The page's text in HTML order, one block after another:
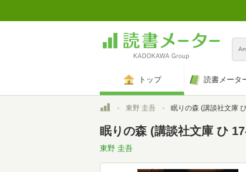
トップ 読書メータ
トップ東野 圭吾 眠りの森 (講談社文庫
眠りの森 (講談社文庫 ひ
東野 圭吾